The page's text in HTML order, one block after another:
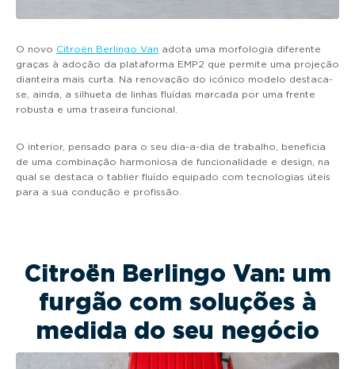
O novo Citroën Berlingo Van adota uma morfologia diferente
graças à adoção da plataforma EMP2 que permite uma projeção
dianteira mais curta. Na renovação do icónico modelo destaca-
se, ainda, a silhueta de linhas fluídas marcada por uma frente
robusta e uma traseira funcional.
O interior, pensado para o seu dia-a-dia de trabalho, beneficia
de uma combinação harmoniosa de funcionalidade e design, na
qual se destaca o tablier fluído equipado com tecnologias úteis
para a sua condução e profissão.
Citroën Berlingo Van: um
furgão com soluções à
medida do seu negócio